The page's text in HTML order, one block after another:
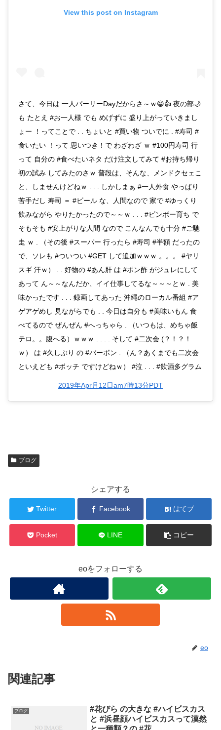
View this post on Instagram
さて、今日は 一人パーリーDayだからさ～ｗ😁👍 夜の部🌙
も たとえ #お一人様 でも めげずに 盛り上がっていきまし
ょー ！ってことで . . ちょいと #買い物 ついでに . #寿司 #
食いたい ！って 思いつき！で わざわざ ｗ #100円寿司 行
って 自分の #食べたいネタ だけ注文してみて #お持ち帰り
初の試み してみたのさｗ 普段は、そんな、メンドクセェこ
と、しませんけどねｗ . . . しかしまぁ #一人外食 やっぱり
苦手だし 寿司 ＝ #ビール な、人間なので 家で #ゆっくり
飲みながら やりたかったので～～ｗ . . . #ビンボー育ち で
そもそも #安上がりな人間 なので こんなんでも十分 #ご馳
走 ｗ . （その後 #スーパー 行ったら #寿司 #半額 だったの
で、ソレも #ついつい #GET して追加ｗｗｗ 。。。 #ヤリ
スギ 汗ｗ） . . 好物の #あん肝 は #ポン酢 がジュレにして
あって ん～～なんだか、イイ仕事してるな～～～とｗ . 美
味かったです . . . 録画してあった 沖縄のローカル番組 #ア
ゲアゲめし 見ながらでも . . 今日は自分も #美味いもん 食
べてるので ぜんぜん #へっちゃら . （いつもは、めちゃ飯
テロ。。腹へる）ｗｗｗ . . . . そして #二次会 (？！？！
ｗ） は #久しぶり の #バーボン . （ん？あくまでも二次会
といえども #ボッチ ですけどねｗ） #泣 . . . #飲酒多グラム
2019年Apr月12日am7時13分PDT
ブログ
シェアする
Twitter Facebook はてブ
Pocket LINE コピー
eoをフォローする
eo
関連記事
ブログ
#花びら の大きな #ハイビスカス
と #浜昼顔ハイビスカスって漠然